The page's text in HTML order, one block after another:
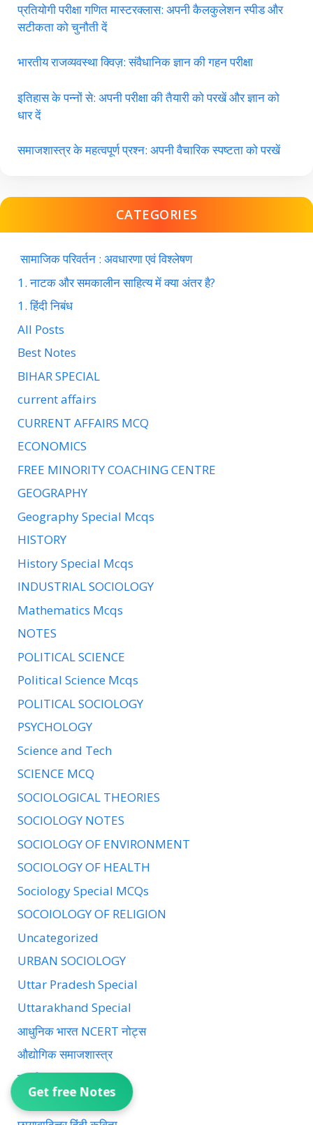
Get free Notes
प्रतियोगी परीक्षा गणित मास्टरक्लास: अपनी कैलकुलेशन स्पीड और
सटीकता को चुनौती दें
भारतीय राजव्यवस्था क्विज़: संवैधानिक ज्ञान की गहन परीक्षा
इतिहास के पन्नों से: अपनी परीक्षा की तैयारी को परखें और ज्ञान को
धार दें
समाजशास्त्र के महत्वपूर्ण प्रश्न: अपनी वैचारिक स्पष्टता को परखें
CATEGORIES
सामाजिक परिवर्तन : अवधारणा एवं विश्लेषण
1. नाटक और समकालीन साहित्य में क्या अंतर है?
1. हिंदी निबंध
All Posts
Best Notes
BIHAR SPECIAL
current affairs
CURRENT AFFAIRS MCQ
ECONOMICS
FREE MINORITY COACHING CENTRE
GEOGRAPHY
Geography Special Mcqs
HISTORY
History Special Mcqs
INDUSTRIAL SOCIOLOGY
Mathematics Mcqs
NOTES
POLITICAL SCIENCE
Political Science Mcqs
POLITICAL SOCIOLOGY
PSYCHOLOGY
Science and Tech
SCIENCE MCQ
SOCIOLOGICAL THEORIES
SOCIOLOGY NOTES
SOCIOLOGY OF ENVIRONMENT
SOCIOLOGY OF HEALTH
Sociology Special MCQs
SOCOIOLOGY OF RELIGION
Uncategorized
URBAN SOCIOLOGY
Uttar Pradesh Special
Uttarakhand Special
आधुनिक भारत NCERT नोट्स
औद्योगिक समाजशास्त्र
ग्रामीण समाजशास्त्र
चिकित्सा का समाजशास्त्र